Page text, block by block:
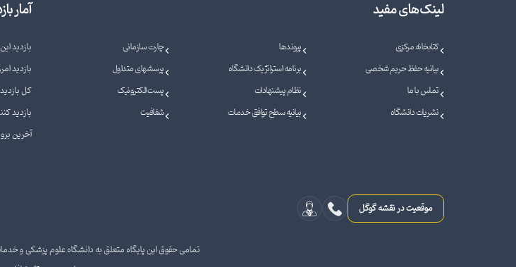
لینک‌های مفید
کتابخانه مرکزی پیوندها
چارت سازمانی
بیانیه حفظ حریم شخصی
برنامه استراتژیک دانشگاه
پرسشهای متداول
تماس با ما
نظام پیشنهادات
پست الکترونیک
نشریات دانشگاه
بیانیه سطح توافق خدمات شفافیت
آمار
بازدید
بازدید امروز:
کل بازدید:
بازدید
آخرین بروزرسانی:
موقعیت در نقشه گوگل
تمامی حقوق این پایگاه متعلق به دانشگاه علوم پزشکی و